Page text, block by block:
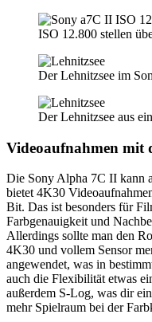
ISO 12.800 stellen
Der Lehnitzsee im
Der Lehnitzsee aus
Videoaufnahmen mit
Die Sony Alpha 7C II kann
bietet 4K30
Bit. Das ist besonders für
Farbgenauigkeit und
Allerdings sollte man den
4K30 und vollem Sensor
angewendet, was in
auch die Flexibilität etwas
außerdem S-Log, was dir
mehr Spielraum bei der